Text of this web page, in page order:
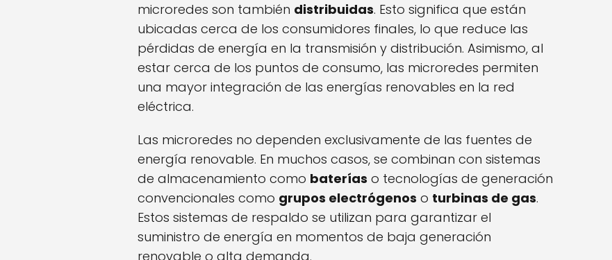
microredes son también distribuidas. Esto significa que están
ubicadas cerca de los consumidores finales, lo que reduce las
pérdidas de energía en la transmisión y distribución. Asimismo, al
estar cerca de los puntos de consumo, las microredes permiten
una mayor integración de las energías renovables en la red
eléctrica.
Las microredes no dependen exclusivamente de las fuentes de
energía renovable. En muchos casos, se combinan con sistemas
de almacenamiento como baterías o tecnologías de generación
convencionales como grupos electrógenos o turbinas de gas.
Estos sistemas de respaldo se utilizan para garantizar el
suministro de energía en momentos de baja generación
renovable o alta demanda.